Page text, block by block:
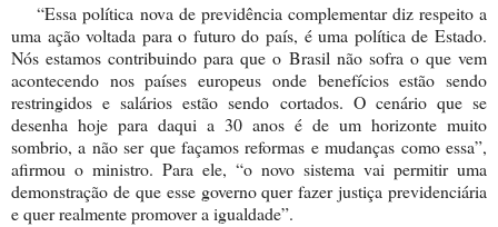
“Essa política nova de previdência complementar diz respeito a
uma ação voltada para o futuro do país, é uma política de Estado.
Nós estamos contribuindo para que o Brasil não sofra o que vem
acontecendo nos países europeus onde benefícios estão sendo
restringidos e salários estão sendo cortados. O cenário que se
desenha hoje para daqui a 30 anos é de um horizonte muito
sombrio, a não ser que façamos reformas e mudanças como essa”,
afirmou o ministro. Para ele, “o novo sistema vai permitir uma
demonstração de que esse governo quer fazer justiça previdenciária
e quer realmente promover a igualdade”.